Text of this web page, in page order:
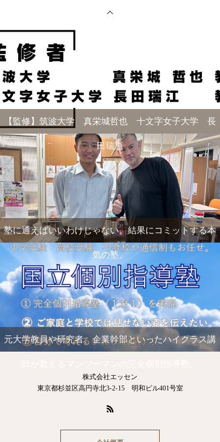
【監修】筑波大学 真栄城哲也 十文字女子大学 長
田瑞恵
塾に通えばいいわけじゃない。結果にコミットする本
気の塾。
元大学教員や研究者、企業幹部といったハイクラス講
株式会社エッセン
東京都杉並区高円寺北3-2-15 明和ビル401号室